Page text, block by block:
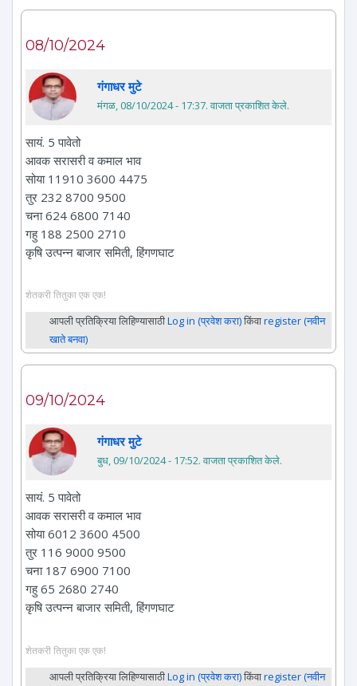
08/10/2024
गंगाधर मुटे
मंगळ, 08/10/2024 - 17:37. वाजता प्रकाशित केले.
सायं. 5 पावेतो
आवक सरासरी व कमाल भाव
सोया 11910 3600 4475
तुर 232 8700 9500
चना 624 6800 7140
गहु 188 2500 2710
कृषि उत्पन्न बाजार समिती, हिंगणघाट
शेतकरी तितुका एक एक!
आपली प्रतिक्रिया लिहिण्यासाठीLog in (प्रवेश करा)किंवाregister (नवीन
खाते बनवा)
09/10/2024
गंगाधर मुटे
बुध, 09/10/2024 - 17:52. वाजता प्रकाशित केले.
सायं. 5 पावेतो
आवक सरासरी व कमाल भाव
सोया 6012 3600 4500
तुर 116 9000 9500
चना 187 6900 7100
गहु 65 2680 2740
कृषि उत्पन्न बाजार समिती, हिंगणघाट
शेतकरी तितुका एक एक!
आपली प्रतिक्रिया लिहिण्यासाठीLog in (प्रवेश करा)किंवाregister (नवीन